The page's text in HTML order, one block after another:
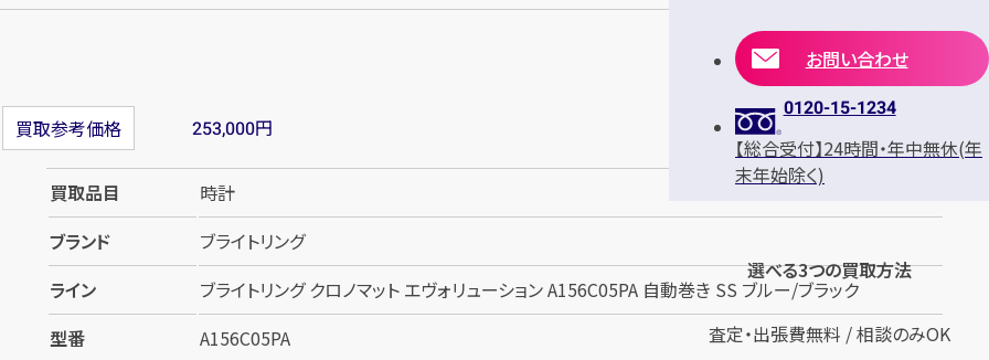
買取参考価格 253,000円
買取品目
時計
ブランド
ブライトリング
ライン
ブライトリング クロノマット エヴォリューション A156C05PA 自動巻き SS ブルー/ブラック
型番
A156C05PA
お問い合わせ
0120-15-1234
【総合受付】24時間・年中無休(年
末年始除く)
選べる3つの買取方法
査定・出張費無料 / 相談のみOK